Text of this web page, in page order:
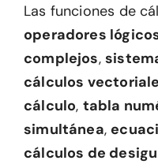
Las funciones de
operadores
complejos,
cálculos
cálculo, tabla
simultánea,
cálculos de